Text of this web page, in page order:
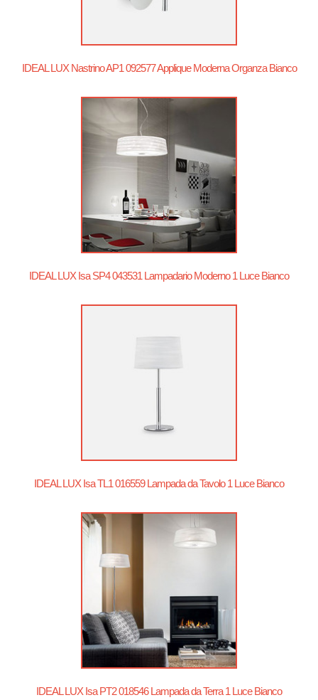
IDEAL LUX Nastrino AP1 092577 Applique Moderna Organza Bianco
IDEAL LUX Isa SP4 043531 Lampadario Moderno 1 Luce Bianco
IDEAL LUX Isa TL1 016559 Lampada da Tavolo 1 Luce Bianco
IDEAL LUX Isa PT2 018546 Lampada da Terra 1 Luce Bianco